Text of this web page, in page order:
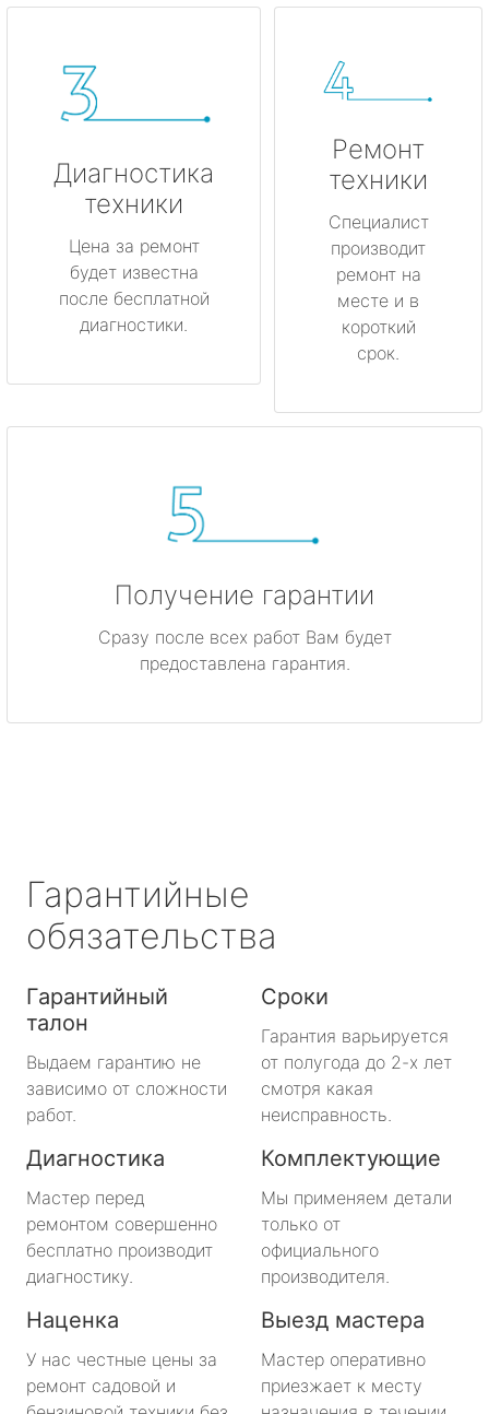
Диагностика
техники
Цена за ремонт
будет известна
после бесплатной
диагностики.
Ремонт
техники
Специалист
производит
ремонт на
месте и в
короткий
срок.
Получение гарантии
Сразу после всех работ Вам будет
предоставлена гарантия.
Гарантийные
обязательства
Гарантийный
талон
Выдаем гарантию не
зависимо от сложности
работ.
Сроки
Гарантия варьируется
от полугода до 2-х лет
смотря какая
неисправность.
Диагностика
Мастер перед
ремонтом совершенно
бесплатно производит
диагностику.
Комплектующие
Мы применяем детали
только от
официального
производителя.
Наценка
У нас честные цены за
ремонт садовой и
Выезд мастера
Мастер оперативно
приезжает к месту